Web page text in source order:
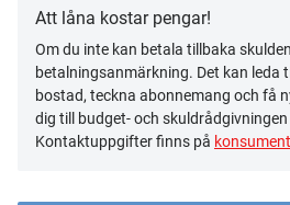
Att låna kostar pengar!
Om du inte kan betala tillbaka
betalningsanmärkning. Det kan leda
bostad, teckna abonnemang och få
dig till budget- och
Kontaktuppgifter finns på